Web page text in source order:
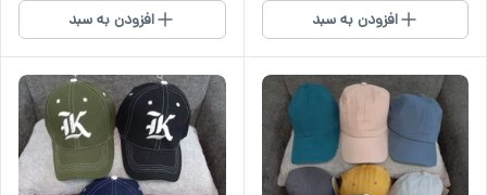
افزودن به سبد افزودن به سبد